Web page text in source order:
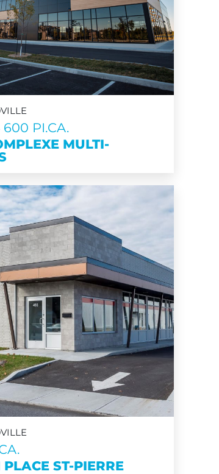
600 PI.CA.
MULTI-
ST-PIERRE